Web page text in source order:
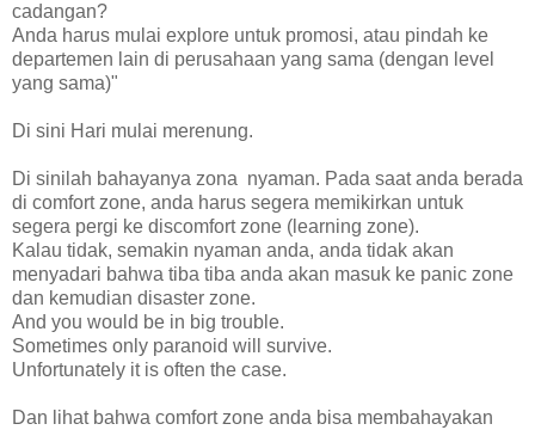
cadangan?
Anda harus mulai explore untuk promosi, atau pindah ke
departemen lain di perusahaan yang sama (dengan level
yang sama)"
Di sini Hari mulai merenung.
Di sinilah bahayanya zona nyaman. Pada saat anda berada
di comfort zone, anda harus segera memikirkan untuk
segera pergi ke discomfort zone (learning zone).
Kalau tidak, semakin nyaman anda, anda tidak akan
menyadari bahwa tiba tiba anda akan masuk ke panic zone
dan kemudian disaster zone.
And you would be in big trouble.
Sometimes only paranoid will survive.
Unfortunately it is often the case.
Dan lihat bahwa comfort zone anda bisa membahayakan